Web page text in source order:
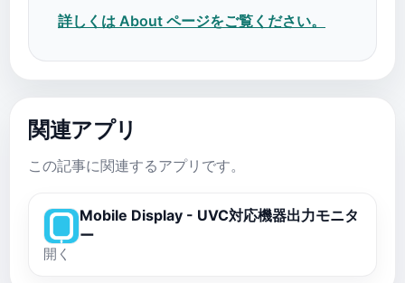
詳しくは About ページをご覧ください。
関連アプリ
この記事に関連するアプリです。
Mobile Display - UVC対応機器出力モニタ
ー
開く